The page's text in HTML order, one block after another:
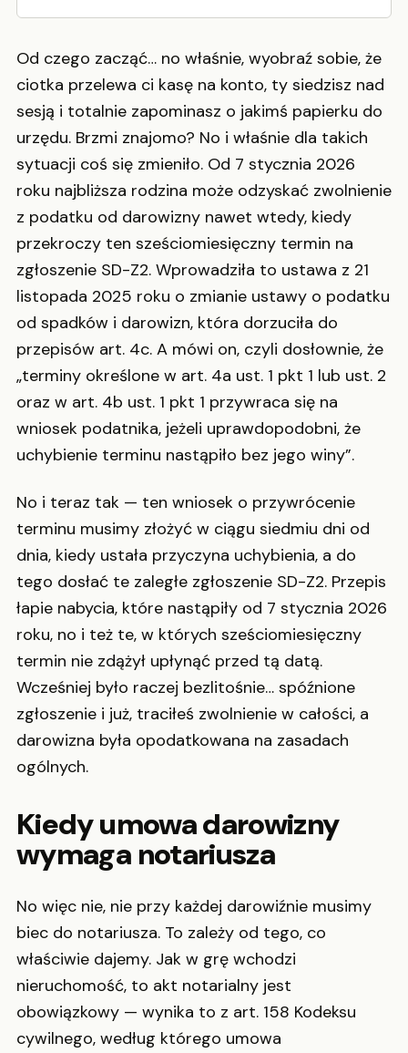
Od czego zacząć… no właśnie, wyobraź sobie, że
ciotka przelewa ci kasę na konto, ty siedzisz nad
sesją i totalnie zapominasz o jakimś papierku do
urzędu. Brzmi znajomo? No i właśnie dla takich
sytuacji coś się zmieniło. Od 7 stycznia 2026
roku najbliższa rodzina może odzyskać zwolnienie
z podatku od darowizny nawet wtedy, kiedy
przekroczy ten sześciomiesięczny termin na
zgłoszenie SD-Z2. Wprowadziła to ustawa z 21
listopada 2025 roku o zmianie ustawy o podatku
od spadków i darowizn, która dorzuciła do
przepisów art. 4c. A mówi on, czyli dosłownie, że
„terminy określone w art. 4a ust. 1 pkt 1 lub ust. 2
oraz w art. 4b ust. 1 pkt 1 przywraca się na
wniosek podatnika, jeżeli uprawdopodobni, że
uchybienie terminu nastąpiło bez jego winy”.
No i teraz tak — ten wniosek o przywrócenie
terminu musimy złożyć w ciągu siedmiu dni od
dnia, kiedy ustała przyczyna uchybienia, a do
tego dosłać te zaległe zgłoszenie SD-Z2. Przepis
łapie nabycia, które nastąpiły od 7 stycznia 2026
roku, no i też te, w których sześciomiesięczny
termin nie zdążył upłynąć przed tą datą.
Wcześniej było raczej bezlitośnie… spóźnione
zgłoszenie i już, traciłeś zwolnienie w całości, a
darowizna była opodatkowana na zasadach
ogólnych.
Kiedy umowa darowizny
wymaga notariusza
No więc nie, nie przy każdej darowiźnie musimy
biec do notariusza. To zależy od tego, co
właściwie dajemy. Jak w grę wchodzi
nieruchomość, to akt notarialny jest
obowiązkowy — wynika to z art. 158 Kodeksu
cywilnego, według którego umowa